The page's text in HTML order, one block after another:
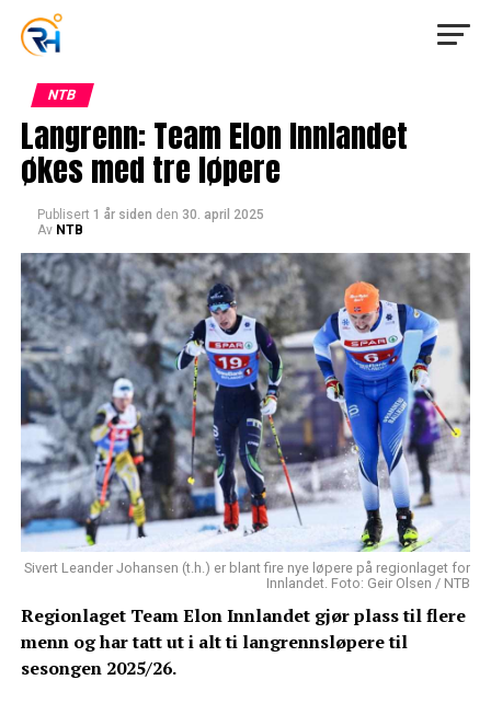
NTB
Langrenn: Team Elon Innlandet
økes med tre løpere
Publisert 1 år siden den 30. april 2025
Av NTB
Sivert Leander Johansen (t.h.) er blant fire nye løpere på regionlaget for
Innlandet. Foto: Geir Olsen / NTB
Regionlaget Team Elon Innlandet gjør plass til flere
menn og har tatt ut i alt ti langrennsløpere til
sesongen 2025/26.